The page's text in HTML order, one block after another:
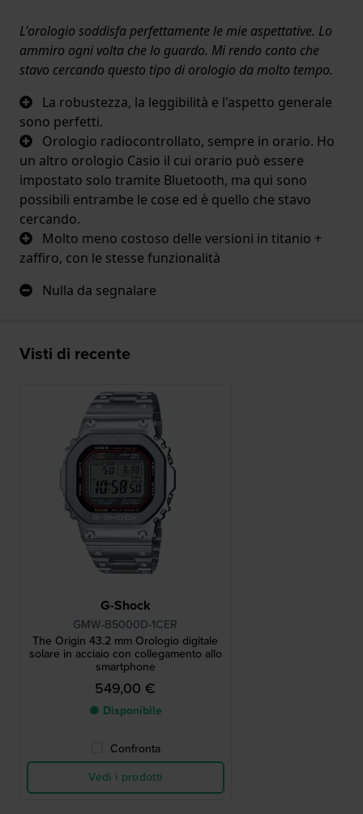
L'orologio soddisfa perfettamente le mie aspettative. Lo
ammiro ogni volta che lo guardo. Mi rendo conto che
stavo cercando questo tipo di orologio da molto tempo.
La robustezza, la leggibilità e l'aspetto generale
sono perfetti.
Orologio radiocontrollato, sempre in orario. Ho
un altro orologio Casio il cui orario può essere
impostato solo tramite Bluetooth, ma qui sono
possibili entrambe le cose ed è quello che stavo
cercando.
Molto meno costoso delle versioni in titanio +
zaffiro, con le stesse funzionalità
Nulla da segnalare
Visti di recente
G-Shock
GMW-B5000D-1CER
The Origin 43.2 mm Orologio digitale
solare in acciaio con collegamento allo
smartphone
549,00 €
● Disponibile
Confronta
Vedi i prodotti